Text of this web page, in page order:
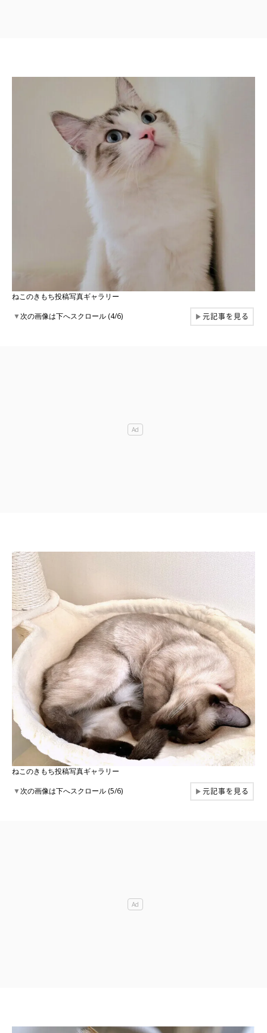
ねこのきもち投稿写真ギャラリー
▼次の画像は下へスクロール (4/6) ▶元記事を見る
ねこのきもち投稿写真ギャラリー
▼次の画像は下へスクロール (5/6) ▶元記事を見る